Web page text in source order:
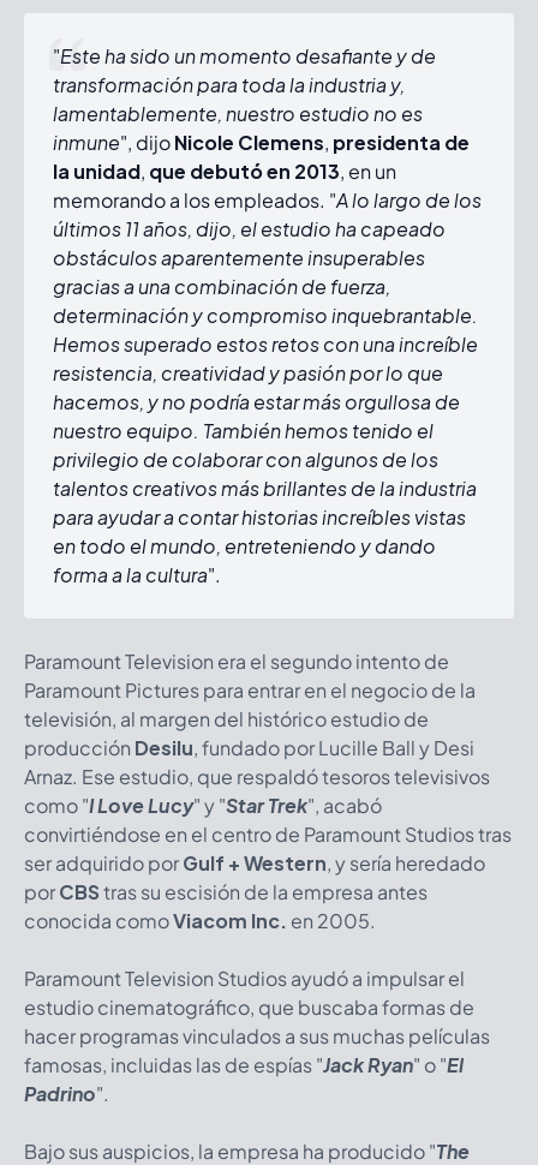
"Este ha sido un momento desafiante y de
transformación para toda la industria y,
lamentablemente, nuestro estudio no es
inmune", dijoNicole Clemens, presidenta de
la unidad, que debutó en 2013, en un
memorando a los empleados. "A lo largo de los
últimos 11 años, dijo, el estudio ha capeado
obstáculos aparentemente insuperables
gracias a una combinación de fuerza,
determinación y compromiso inquebrantable.
Hemos superado estos retos con una increíble
resistencia, creatividad y pasión por lo que
hacemos, y no podría estar más orgullosa de
nuestro equipo. También hemos tenido el
privilegio de colaborar con algunos de los
talentos creativos más brillantes de la industria
para ayudar a contar historias increíbles vistas
en todo el mundo, entreteniendo y dando
forma a la cultura".
Paramount Television era el segundo intento de
Paramount Pictures para entrar en el negocio de la
televisión, al margen del histórico estudio de
producción Desilu, fundado por Lucille Ball y Desi
Arnaz. Ese estudio, que respaldó tesoros televisivos
como "I Love Lucy" y "Star Trek", acabó
convirtiéndose en el centro de Paramount Studios tras
ser adquirido porGulf + Western, y sería heredado
porCBStras su escisión de la empresa antes
conocida comoViacom Inc. en 2005.
Paramount Television Studios ayudó a impulsar el
estudio cinematográfico, que buscaba formas de
hacer programas vinculados a sus muchas películas
famosas, incluidas las de espías "Jack Ryan" o "El
Padrino".
Bajo sus auspicios, la empresa ha producido "The